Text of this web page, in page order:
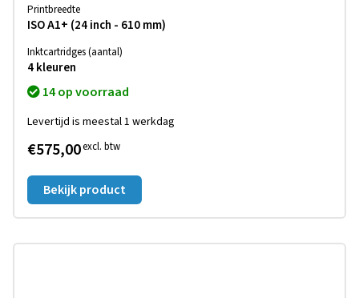
Printbreedte
ISO A1+ (24 inch - 610 mm)
Inktcartridges (aantal)
4 kleuren
14 op voorraad
Levertijd is meestal 1 werkdag
€575,00excl. btw
Bekijk product